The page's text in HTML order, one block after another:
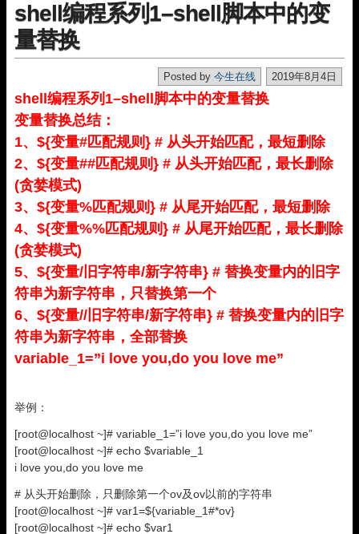
shell编程系列1–shell脚本中的变
量替换
2019年8月4日
Posted by 今生在线
shell编程系列1–shell脚本中的变量替换
变量替换总结：
1、${变量#匹配规则} # 从头开始匹配，最短删除
2、${变量##匹配规则} # 从头开始匹配，最长删除
(贪婪模式)
3、${变量%匹配规则} # 从尾开始匹配，最短删除
4、${变量%%匹配规则} # 从尾开始匹配，最长删除
(贪婪模式)
5、${变量/旧字符串/新字符串} # 替换变量内的旧字
符串为新字符串，只替换第一个
6、${变量//旧字符串/新字符串} # 替换变量内的旧字
符串为新字符串，全部替换
variable_1=”i love you,do you love me”
举例：
[root@localhost ~]# variable_1=”i love you,do you love me”
[root@localhost ~]# echo $variable_1
i love you,do you love me
# 从头开始删除，只删除第一个ov及ov以前的字符串
[root@localhost ~]# var1=${variable_1#*ov}
[root@localhost ~]# echo $var1